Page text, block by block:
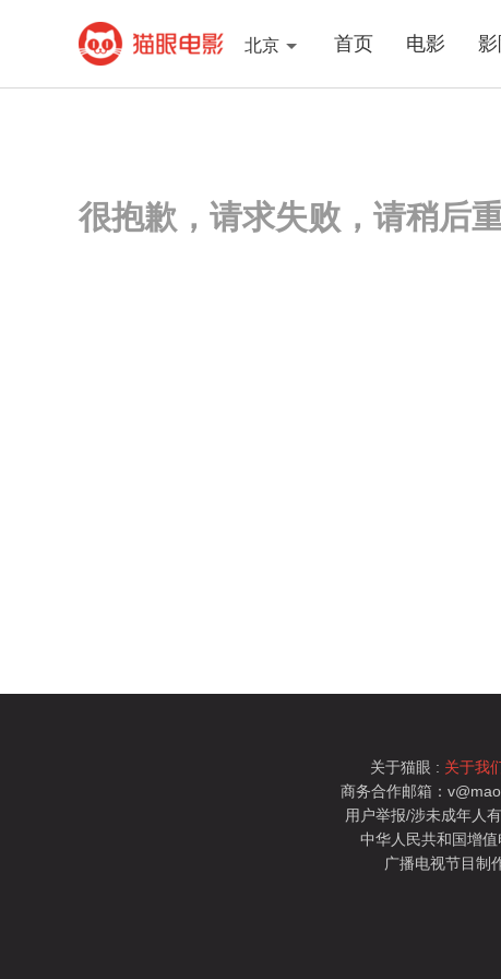
北京 首页 电影
很抱歉，请求失败，请稍后
关于猫眼 : 关于我
商务合作邮箱：
用户举报/涉未成年人
中华人民共和国增
广播电视节目制